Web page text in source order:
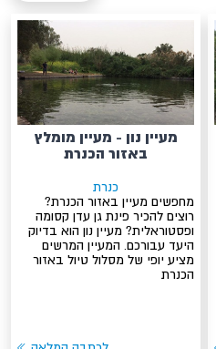
מעיין נון - מעיין מומלץ
באזור הכנרת
כנרת
מחפשים מעיין באזור הכנרת?
רוצים להכיר פינת גן עדן קסומה
ופסטוראלית? מעיין נון הוא בדיוק
היעד עבורכם. המעיין המרשים
מציע יופי של מסלול טיול באזור
הכנרת